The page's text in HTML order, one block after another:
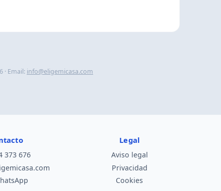
· Email: info@eligemicasa.com
373 676
Legal
Aviso legal
Privacidad
Cookies